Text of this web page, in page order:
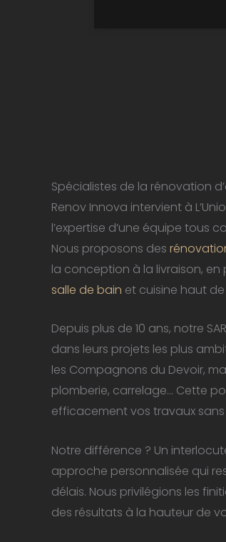
Spécialistes de la rénovation
Renov Innova intervient à
l’expertise d’une équipe tous
Nous proposons des
la conception à la livraison,
salle de bain et cuisine haut
Depuis plus de 10 ans, notre
dans leurs projets les plus
les Compagnons du Devoir,
plomberie, carrelage… Cette
efficacement vos travaux
Notre différence ? Un
approche personnalisée qui
délais. Nous privilégions les
des résultats à la hauteur de